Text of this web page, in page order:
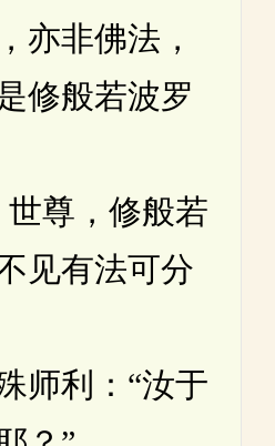
亦非佛法，
修般若波罗
尊，修般若
见有法可分
利：“汝于